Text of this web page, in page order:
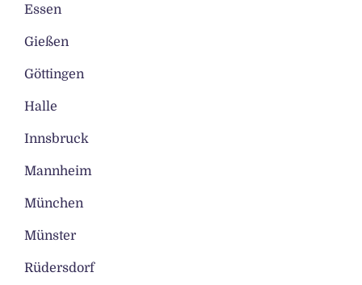
Essen
Gießen
Göttingen
Halle
Innsbruck
Mannheim
München
Münster
Rüdersdorf